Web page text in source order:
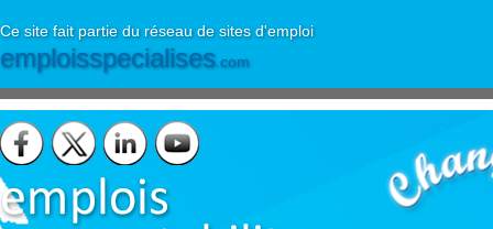
Ce site fait partie du réseau de sites d'emploi
emploisspecialises.com